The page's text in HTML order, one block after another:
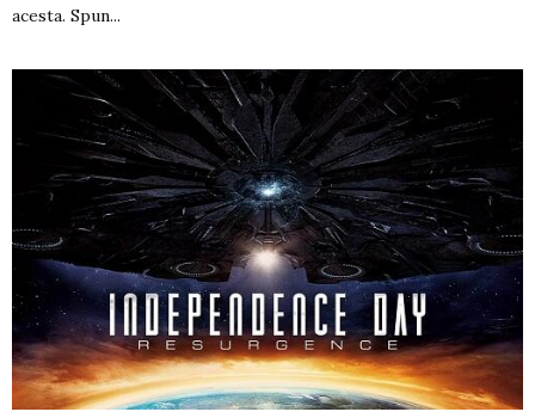
acesta. Spun...